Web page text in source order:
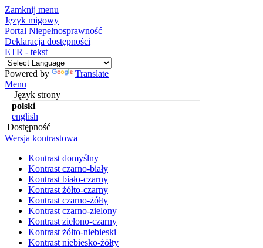
Zamknij menu
Język migowy
Portal Niepełnosprawność
Deklaracja dostępności
ETR - tekst
Powered by
Translate
Menu
Język strony
polski
english
Dostępność
Wersja kontrastowa
Kontrast domyślny
Kontrast czarno-biały
Kontrast biało-czarny
Kontrast żółto-czarny
Kontrast czarno-żółty
Kontrast czarno-zielony
Kontrast zielono-czarny
Kontrast żółto-niebieski
Kontrast niebiesko-żółty